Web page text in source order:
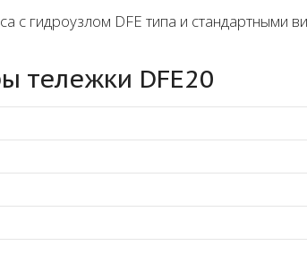
с гидроузлом DFE типа и стандартными
тележки DFE20